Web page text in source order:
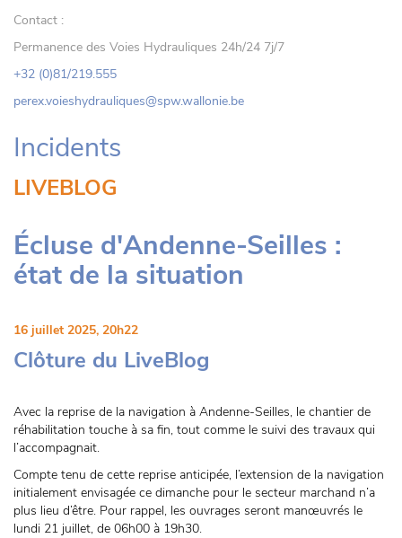
Contact :
Permanence des Voies Hydrauliques 24h/24 7j/7
+32 (0)81/219.555
perex.voieshydrauliques@spw.wallonie.be
Incidents
LIVEBLOG
Écluse d'Andenne-Seilles :
état de la situation
16 juillet 2025, 20h22
Clôture du LiveBlog
Avec la reprise de la navigation à Andenne-Seilles, le chantier de
réhabilitation touche à sa fin, tout comme le suivi des travaux qui
l’accompagnait.
Compte tenu de cette reprise anticipée, l’extension de la navigation
initialement envisagée ce dimanche pour le secteur marchand n’a
plus lieu d’être. Pour rappel, les ouvrages seront manœuvrés le
lundi 21 juillet, de 06h00 à 19h30.